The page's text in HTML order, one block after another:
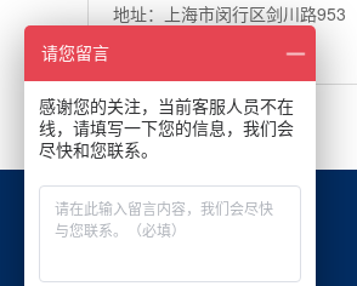
地址：上海市闵行区剑川路953
请您留言
感谢您的关注，当前客服人员不在
线，请填写一下您的信息，我们会
尽快和您联系。